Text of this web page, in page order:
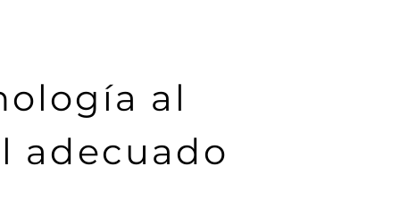
al
adecuado